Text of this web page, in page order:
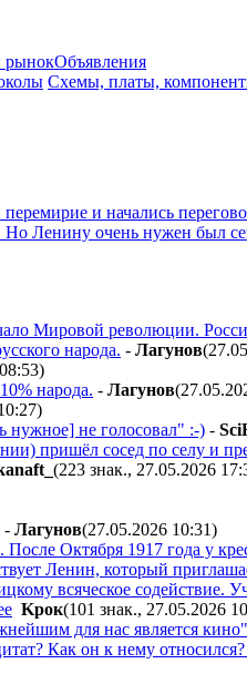
Объявления
Схемы, платы,
и начались
Но Ленину очень нужен был
Мировой революции.
народа. - Лaгyнoв
)
народа. - Лaгyнoв
)
нужное] не голосовал" :-) -
пришёл сосед по селу и
(223 знак., 27.05.2026
- Лaгyнoв(27.05.2026 10:31)
Октября 1917 года у
Ленин, который
всяческое содействие.
Kpoк(101 знак., 27.05.2026
для нас является
Как он к нему